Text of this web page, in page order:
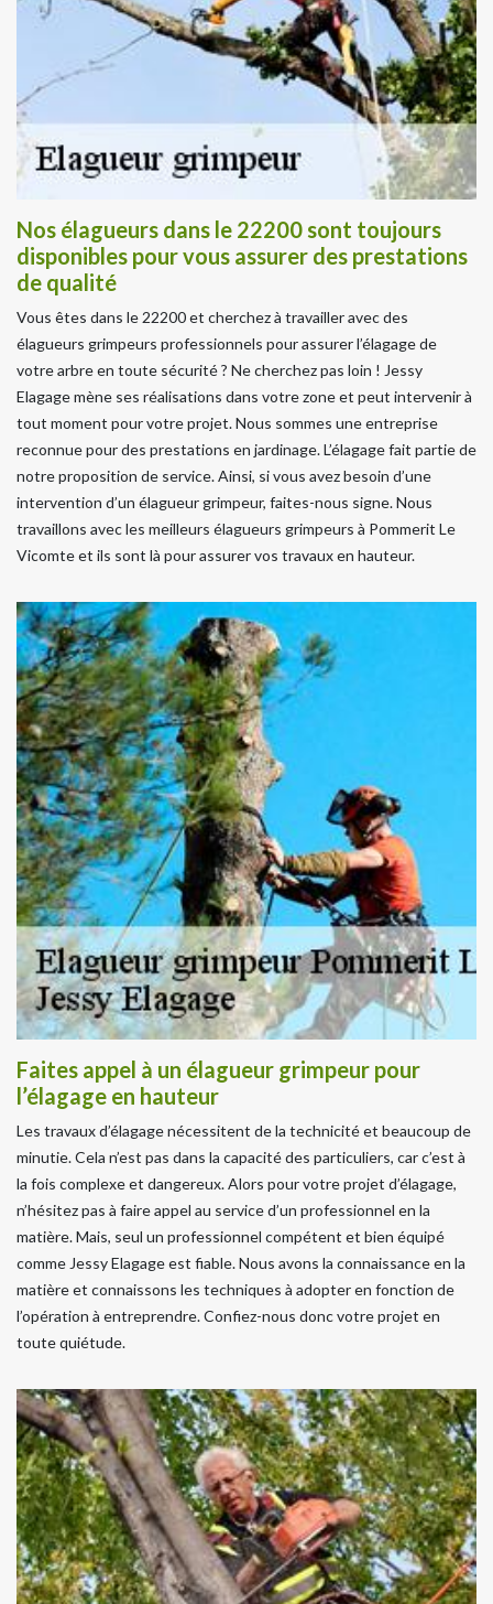
Nos élagueurs dans le 22200 sont toujours
disponibles pour vous assurer des prestations
de qualité
Vous êtes dans le 22200 et cherchez à travailler avec des
élagueurs grimpeurs professionnels pour assurer l’élagage de
votre arbre en toute sécurité ? Ne cherchez pas loin ! Jessy
Elagage mène ses réalisations dans votre zone et peut intervenir à
tout moment pour votre projet. Nous sommes une entreprise
reconnue pour des prestations en jardinage. L’élagage fait partie de
notre proposition de service. Ainsi, si vous avez besoin d’une
intervention d’un élagueur grimpeur, faites-nous signe. Nous
travaillons avec les meilleurs élagueurs grimpeurs à Pommerit Le
Vicomte et ils sont là pour assurer vos travaux en hauteur.
Faites appel à un élagueur grimpeur pour
l’élagage en hauteur
Les travaux d’élagage nécessitent de la technicité et beaucoup de
minutie. Cela n’est pas dans la capacité des particuliers, car c’est à
la fois complexe et dangereux. Alors pour votre projet d’élagage,
n’hésitez pas à faire appel au service d’un professionnel en la
matière. Mais, seul un professionnel compétent et bien équipé
comme Jessy Elagage est fiable. Nous avons la connaissance en la
matière et connaissons les techniques à adopter en fonction de
l’opération à entreprendre. Confiez-nous donc votre projet en
toute quiétude.